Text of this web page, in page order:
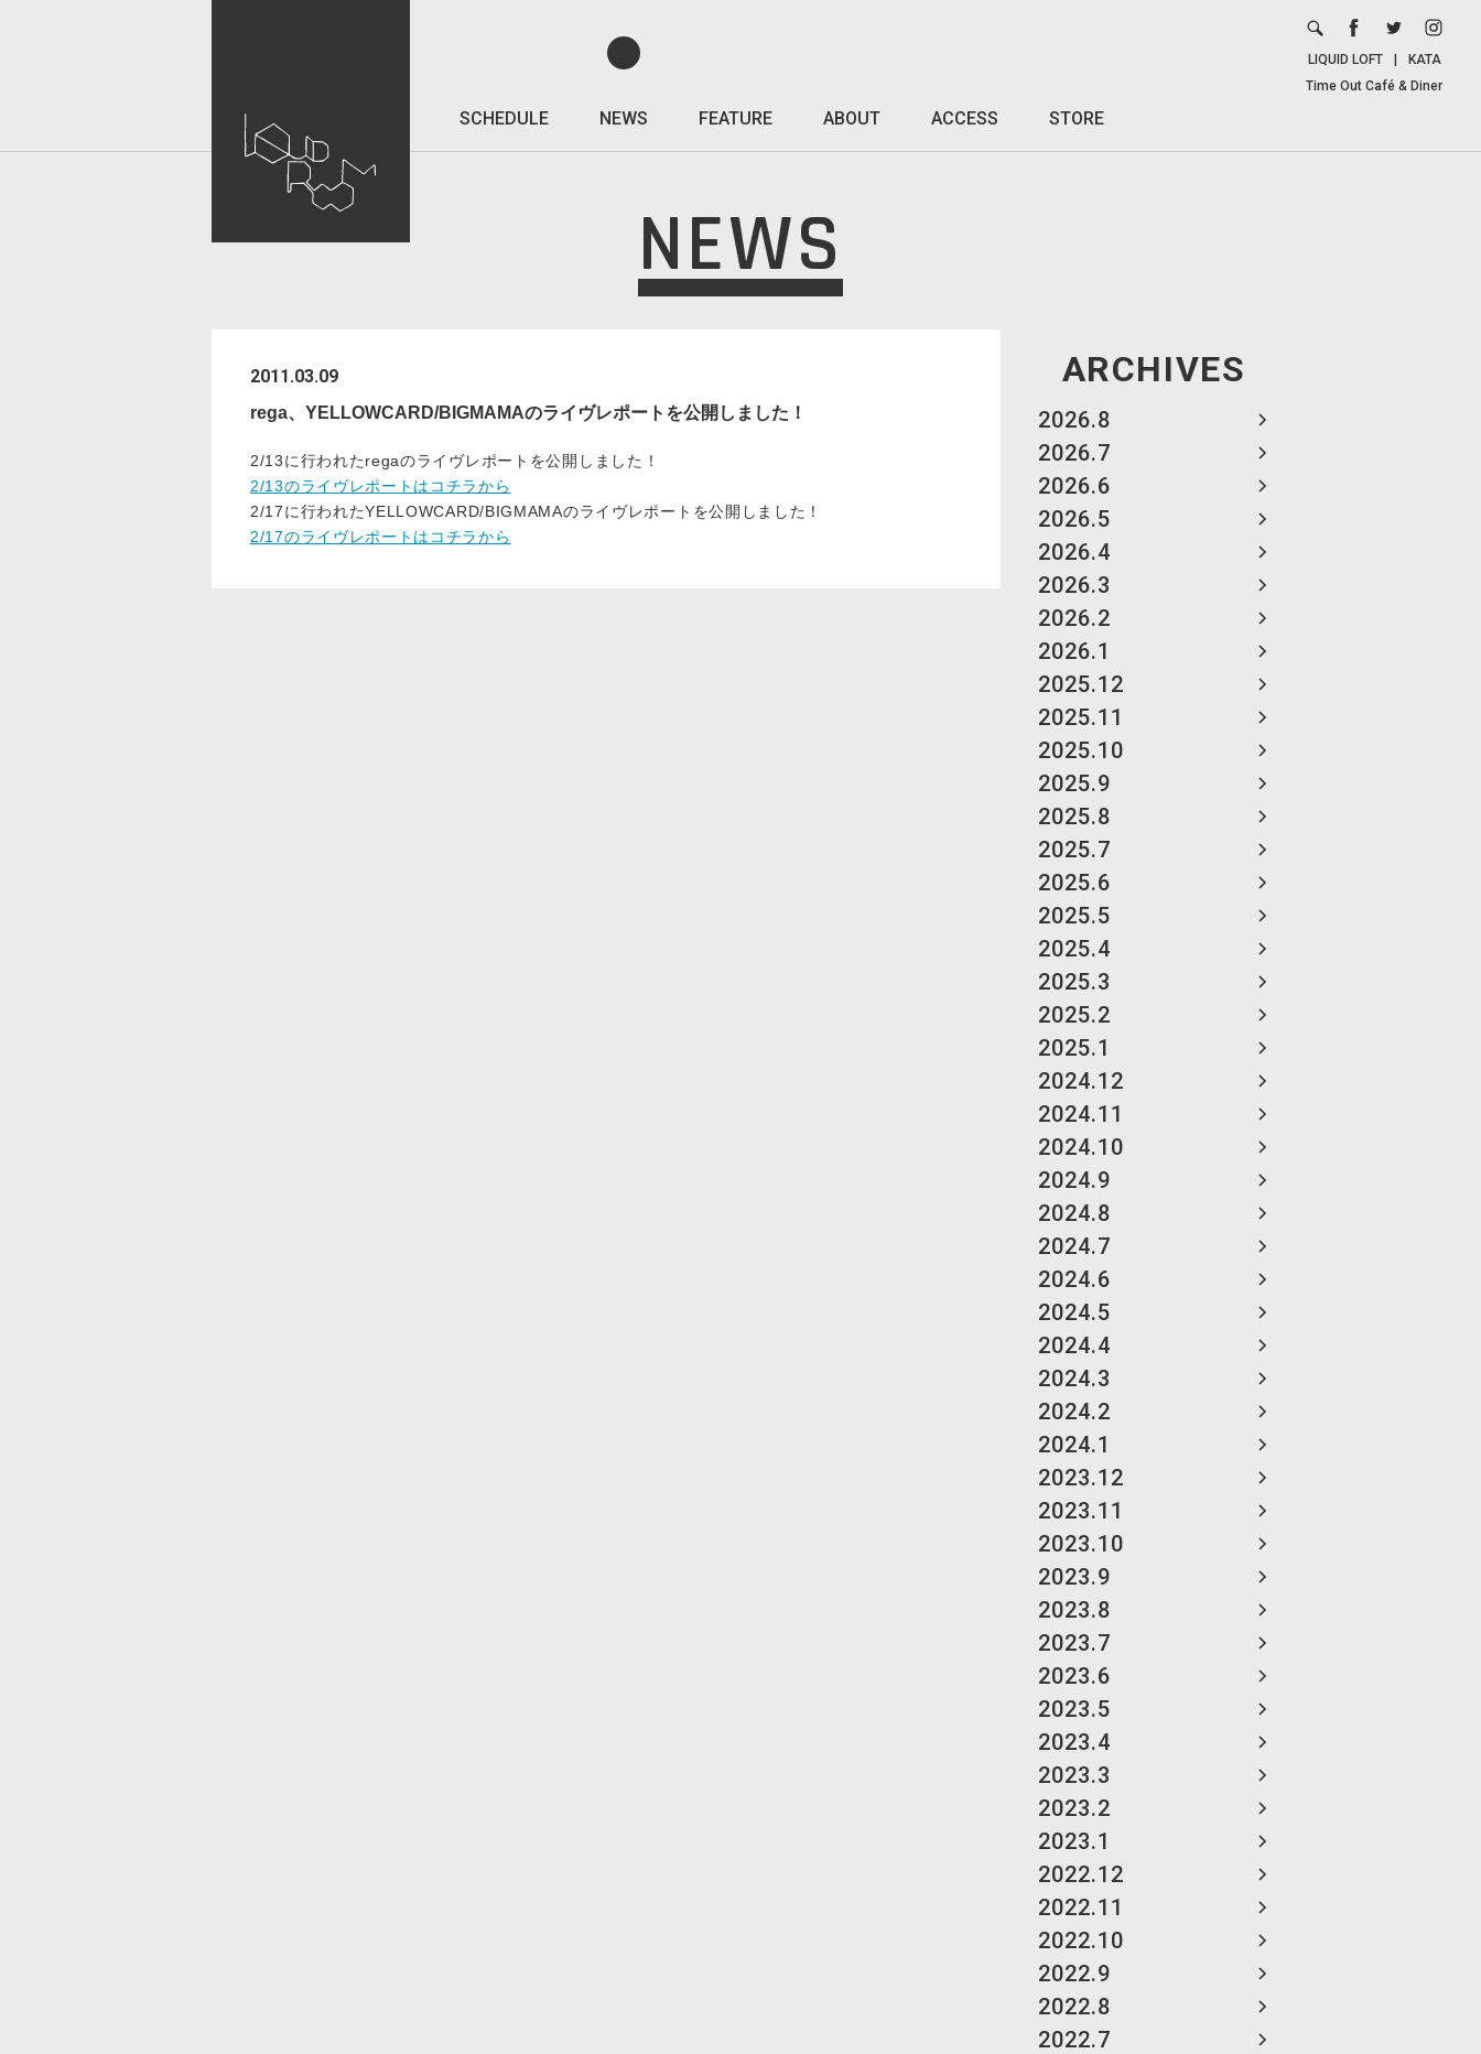
SCHEDULE NEWS FEATURE ABOUT ACCESS STORE
LIQUID LOFT
KATA
Time Out Café & Diner
NEWS
ARCHIVES
2026.8
2026.7
2026.6
2026.5
2026.4
2026.3
2026.2
2026.1
2025.12
2025.11
2025.10
2025.9
2025.8
2025.7
2025.6
2025.5
2025.4
2025.3
2025.2
2025.1
2024.12
2024.11
2024.10
2024.9
2024.8
2024.7
2024.6
2024.5
2024.4
2024.3
2024.2
2024.1
2023.12
2023.11
2023.10
2023.9
2023.8
2023.7
2023.6
2023.5
2023.4
2023.3
2023.2
2023.1
2022.12
2022.11
2022.10
2022.9
2022.8
2022.7
2011.03.09
rega、YELLOWCARD/BIGMAMAのライヴレポートを公開しました！
2/13に行われたregaのライヴレポートを公開しました！
2/13のライヴレポートはコチラから
2/17に行われたYELLOWCARD/BIGMAMAのライヴレポートを公開しました！
2/17のライヴレポートはコチラから